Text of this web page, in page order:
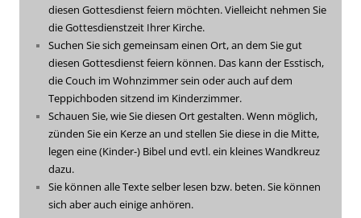
diesen Gottesdienst feiern möchten. Vielleicht nehmen Sie
die Gottesdienstzeit Ihrer Kirche.
Suchen Sie sich gemeinsam einen Ort, an dem Sie gut
diesen Gottesdienst feiern können. Das kann der Esstisch,
die Couch im Wohnzimmer sein oder auch auf dem
Teppichboden sitzend im Kinderzimmer.
Schauen Sie, wie Sie diesen Ort gestalten. Wenn möglich,
zünden Sie ein Kerze an und stellen Sie diese in die Mitte,
legen eine (Kinder-) Bibel und evtl. ein kleines Wandkreuz
dazu.
Sie können alle Texte selber lesen bzw. beten. Sie können
sich aber auch einige anhören.